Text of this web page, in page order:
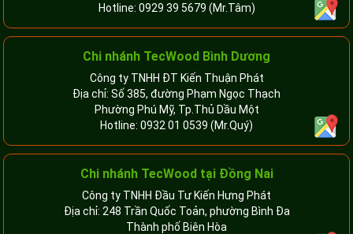
Hotline: 0929 39 5679 (Mr.Tâm)
Chi nhánh TecWood Bình Dương
Công ty TNHH ĐT Kiến Thuận Phát
Địa chỉ: Số 385, đường Phạm Ngọc Thạch
Phường Phú Mỹ, Tp.Thủ Dầu Một
Hotline: 0932 01 0539 (Mr.Quý)
Chi nhánh TecWood tại Đồng Nai
Công ty TNHH Đầu Tư Kiến Hưng Phát
Địa chỉ: 248 Trần Quốc Toản, phường Bình Đa
Thành phố Biên Hòa